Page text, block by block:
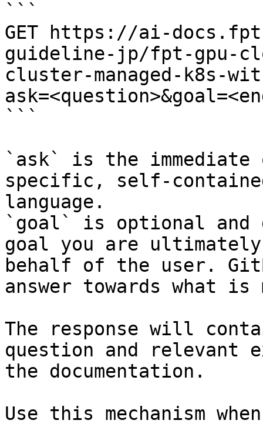
```
GET https://ai-
guideline-jp/fpt-gpu-
cluster-managed-k8s-
```
`ask` is the
specific, self-
language.
`goal` is optional and
goal you are
behalf of the user.
answer towards what
The response will
question and relevant
the documentation.
Use this mechanism